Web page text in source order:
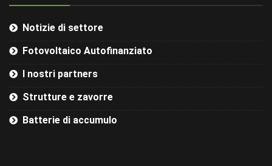
Notizie di settore
Fotovoltaico Autofinanziato
I nostri partners
Strutture e zavorre
Batterie di accumulo